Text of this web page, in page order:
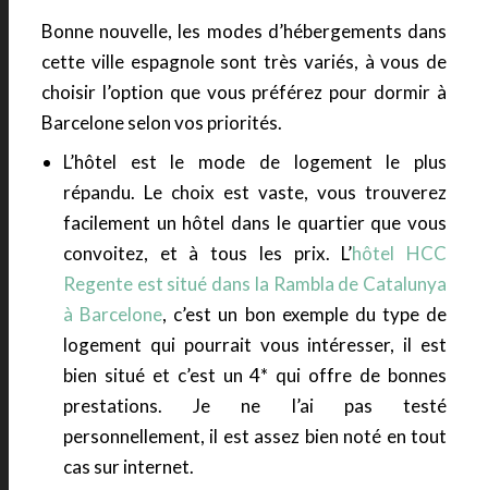
Bonne nouvelle, les modes d’hébergements dans
cette ville espagnole sont très variés, à vous de
choisir l’option que vous préférez pour dormir à
Barcelone selon vos priorités.
L’hôtel est le mode de logement le plus
répandu. Le choix est vaste, vous trouverez
facilement un hôtel dans le quartier que vous
convoitez, et à tous les prix. L’hôtel HCC
Regente est situé dans la Rambla de Catalunya
à Barcelone, c’est un bon exemple du type de
logement qui pourrait vous intéresser, il est
bien situé et c’est un 4* qui offre de bonnes
prestations. Je ne l’ai pas testé
personnellement, il est assez bien noté en tout
cas sur internet.